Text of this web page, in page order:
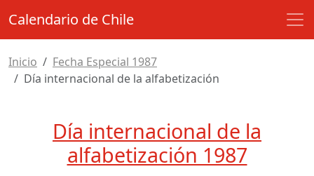
Calendario de Chile
Inicio
Fecha Especial 1987
Día internacional de la alfabetización
Día internacional de la
alfabetización 1987